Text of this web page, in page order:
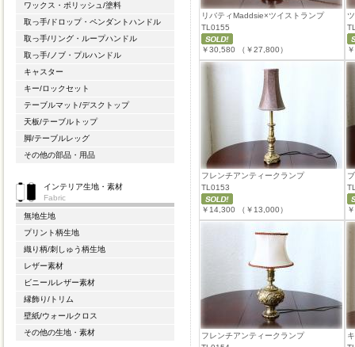
ワックス・ポリッシュ/塗料
取っ手/ドロップ・ペンダントハンドル
取っ手/リング・ループハンドル
取っ手/ノブ・プルハンドル
キャスター
キー/ロックセット
テーブルマット/デスクトップ
天板/テーブルトップ
脚/テーブルレッグ
その他の部品・用品
インテリア生地・素材
Fabric
無地生地
プリント柄生地
織り柄/刺しゅう柄生地
レザー素材
ビニールレザー素材
縁飾り/トリム
壁紙/ウォールクロス
その他の生地・素材
リバティMaddsie×ツイストランプ
TL0155
￥30,580 （￥27,800）
フレンチアンティークランプ
TL0153
￥14,300 （￥13,000）
フレンチアンティークランプ